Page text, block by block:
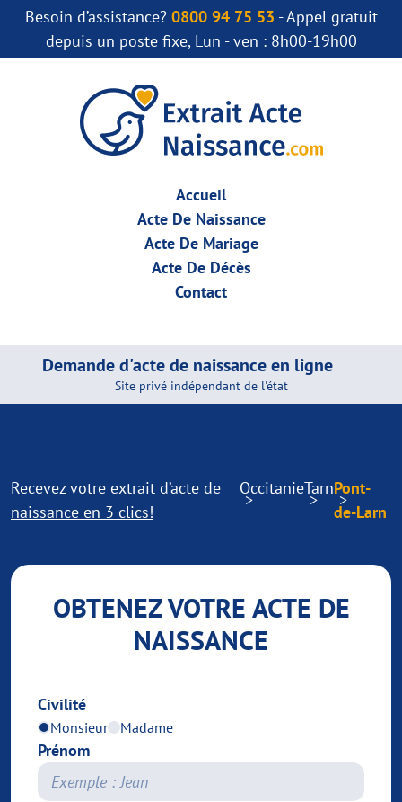
Besoin d’assistance? 0800 94 75 53 - Appel gratuit
depuis un poste fixe, Lun - ven : 8h00-19h00
Accueil
Acte De Naissance
Acte De Mariage
Acte De Décès
Contact
Demande d'acte de naissance en ligne
Site privé indépendant de l'état
Recevez votre extrait d’acte de
naissance en 3 clics!
OccitanieTarnPont-
de-Larn
OBTENEZ VOTRE ACTE DE
NAISSANCE
Civilité
Monsieur Madame
Prénom